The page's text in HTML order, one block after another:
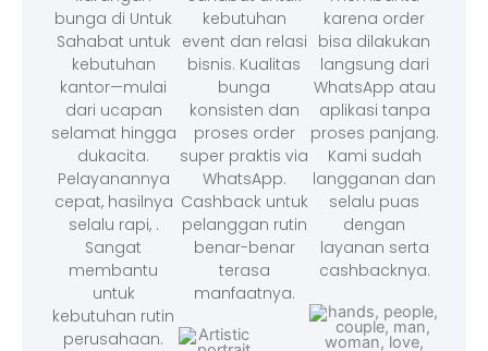
bunga di Untuk
Sahabat untuk
kebutuhan
kantor—mulai
dari ucapan
selamat hingga
dukacita.
Pelayanannya
cepat, hasilnya
selalu rapi, .
Sangat
membantu
untuk
kebutuhan rutin
perusahaan.
kebutuhan
event dan relasi
bisnis. Kualitas
bunga
konsisten dan
proses order
super praktis via
WhatsApp.
Cashback untuk
pelanggan rutin
benar-benar
terasa
manfaatnya.
karena order
bisa dilakukan
langsung dari
WhatsApp atau
aplikasi tanpa
proses panjang.
Kami sudah
langganan dan
selalu puas
dengan
layanan serta
cashbacknya.